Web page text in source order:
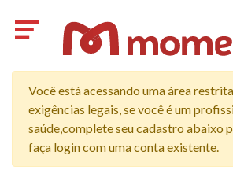
Você está acessando uma área
exigências legais, se você é um
saúde,complete seu cadastro abaixo
faça login com uma conta existente.